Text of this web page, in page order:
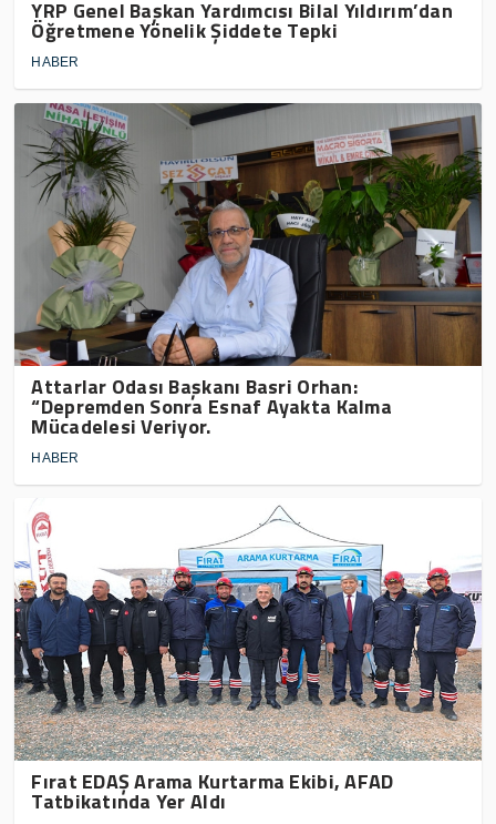
YRP Genel Başkan Yardımcısı Bilal Yıldırım’dan
Öğretmene Yönelik Şiddete Tepki
HABER
Attarlar Odası Başkanı Basri Orhan:
“Depremden Sonra Esnaf Ayakta Kalma
Mücadelesi Veriyor.
HABER
Fırat EDAŞ Arama Kurtarma Ekibi, AFAD
Tatbikatında Yer Aldı